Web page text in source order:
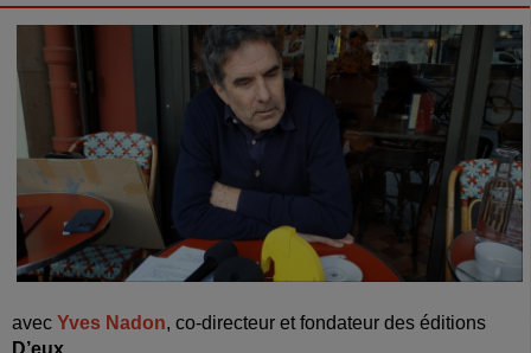
avec Yves Nadon, co-directeur et fondateur des éditions